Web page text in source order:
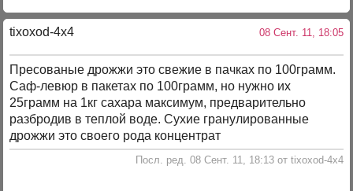
tixoxod-4x4 08 Сент. 11, 18:05
Пресованые дрожжи это свежие в пачках по 100грамм.
Саф-левюр в пакетах по 100грамм, но нужно их
25грамм на 1кг сахара максимум, предварительно
разбродив в теплой воде. Сухие гранулированные
дрожжи это своего рода концентрат
Посл. ред. 08 Сент. 11, 18:13 от tixoxod-4x4